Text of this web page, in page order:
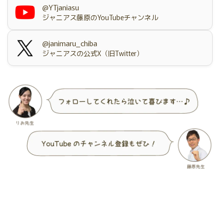
@YTjaniasu
ジャニアス藤原のYouTubeチャンネル
@janimaru_chiba
ジャニアスの公式X（旧Twitter）